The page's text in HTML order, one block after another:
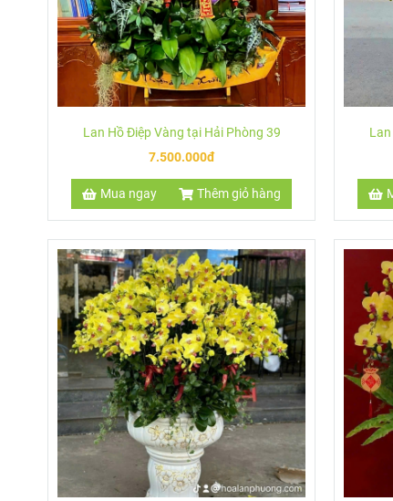
Lan Hồ Điệp Vàng tại Hải Phòng 39
7.500.000đ
Mua ngay Thêm giỏ hàng